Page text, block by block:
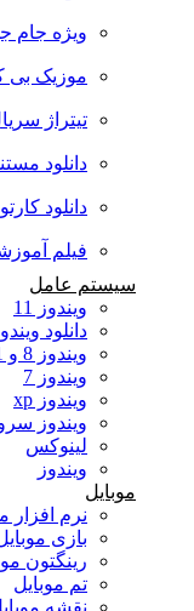
ویژه جام جهانی 2018 روسیه
موزیک بی کلام
تیتراژ سریال
دانلود مستند
دانلود کارتون و
فیلم آموزشی
سیستم عامل
ویندوز 11
دانلود ویندوز 10
ویندوز 8 و 8.1
ویندوز 7
ویندوز xp
ویندوز سرور
لینوکس
ویندوز
موبایل
نرم افزار موبایل
بازی موبایل
رینگتون موبایل
تم موبایل
نقشه موبایل